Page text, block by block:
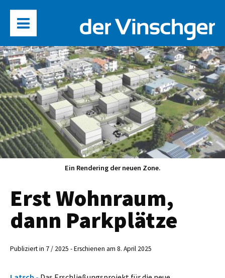
Ein Rendering der neuen Zone.
Erst Wohnraum,
dann Parkplätze
Publiziert in 7 / 2025 - Erschienen am 8. April 2025